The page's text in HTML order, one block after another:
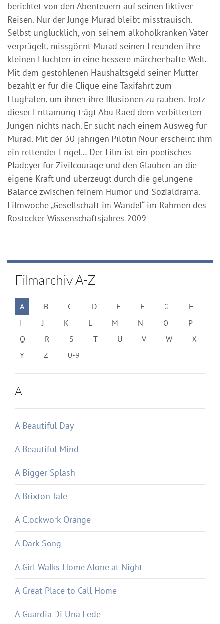
berichtet von den Abenteuern auf seinen fiktiven
Reisen. Nur der Junge Murad bleibt misstrauisch.
Selbst unglücklich, von seinem alkoholkranken Vater
verprügelt, missgönnt Murad seinen Freunden ihre
kleinen Fluchten in eine bessere märchenhafte Welt.
Mit dem gestohlenen Haushaltsgeld seiner Mutter
bezahlt er für die Clique eine Taxifahrt zum
Flughafen, um ihnen ihre Illusionen zu rauben. Trotz
dieser Enttarnung trägt Abu Raed dem verbitterten
Jungen nichts nach. Er sucht nach einem Ausweg für
Murad. Mit der 30-jährigen Pilotin Nour erscheint ihm
ein rettender Engel… Der Film ist ein poetisches
Plädoyer für Zivilcourage und den Glauben an die
eigene Kraft und überzeugt durch die gelungene
Balance zwischen feinem Humor und Sozialdrama.
Filmwoche „Gesellschaft im Wandel“ im Rahmen des
Rostocker Wissenschaftsjahres 2009
Filmarchiv A-Z
A B C D E F G
H
I
J K L M N O
P
Q
R S T U V W
X
Y
Z 0-9
A
A Beautiful Day
A Beautiful Mind
A Bigger Splash
A Brixton Tale
A Clockwork Orange
A Dark Song
A Girl Walks Home Alone at Night
A Great Place to Call Home
A Guardia Di Una Fede